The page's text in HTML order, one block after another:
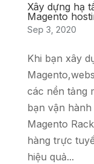
Xây dựng hạ
Magento
Sep 3, 2020
Khi bạn xây
các nền tảng
bạn vận
Magento
hàng trực
hiệu quả...